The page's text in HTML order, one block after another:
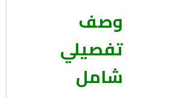
وصف
تفصيلي
شامل